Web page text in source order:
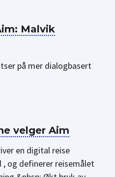
Malvik
på mer dialogbasert
velger Aim
en digital reise
og definerer reisemålet